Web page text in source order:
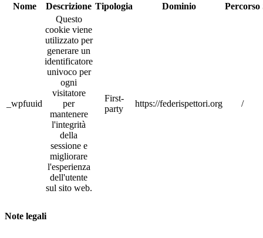
Nome Descrizione Tipologia Dominio Percorso
_wpfuuid
Questo
cookie viene
utilizzato per
generare un
identificatore
univoco per
ogni
visitatore
per
mantenere
l'integrità
della
sessione e
migliorare
l'esperienza
dell'utente
sul sito web.
First-
party
https://federispettori.org /
Note legali